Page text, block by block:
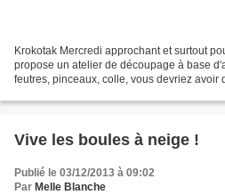
Krokotak Mercredi approchant et surtout
propose un atelier de découpage à base
feutres, pinceaux, colle, vous devriez avoir
Vive les boules à neige !
Publié le 03/12/2013 à 09:02
Par Melle Blanche